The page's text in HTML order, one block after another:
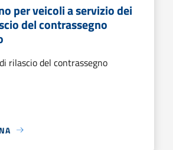
per veicoli a servizio dei
del contrassegno
rilascio del contrassegno